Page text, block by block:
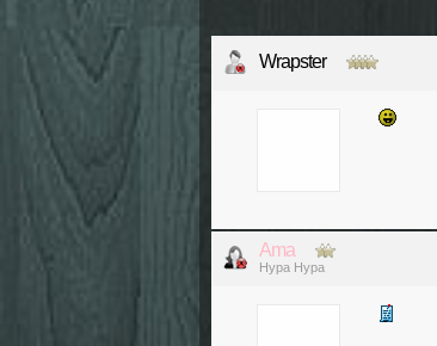
Wrapster
Ama
Hypa Hypa